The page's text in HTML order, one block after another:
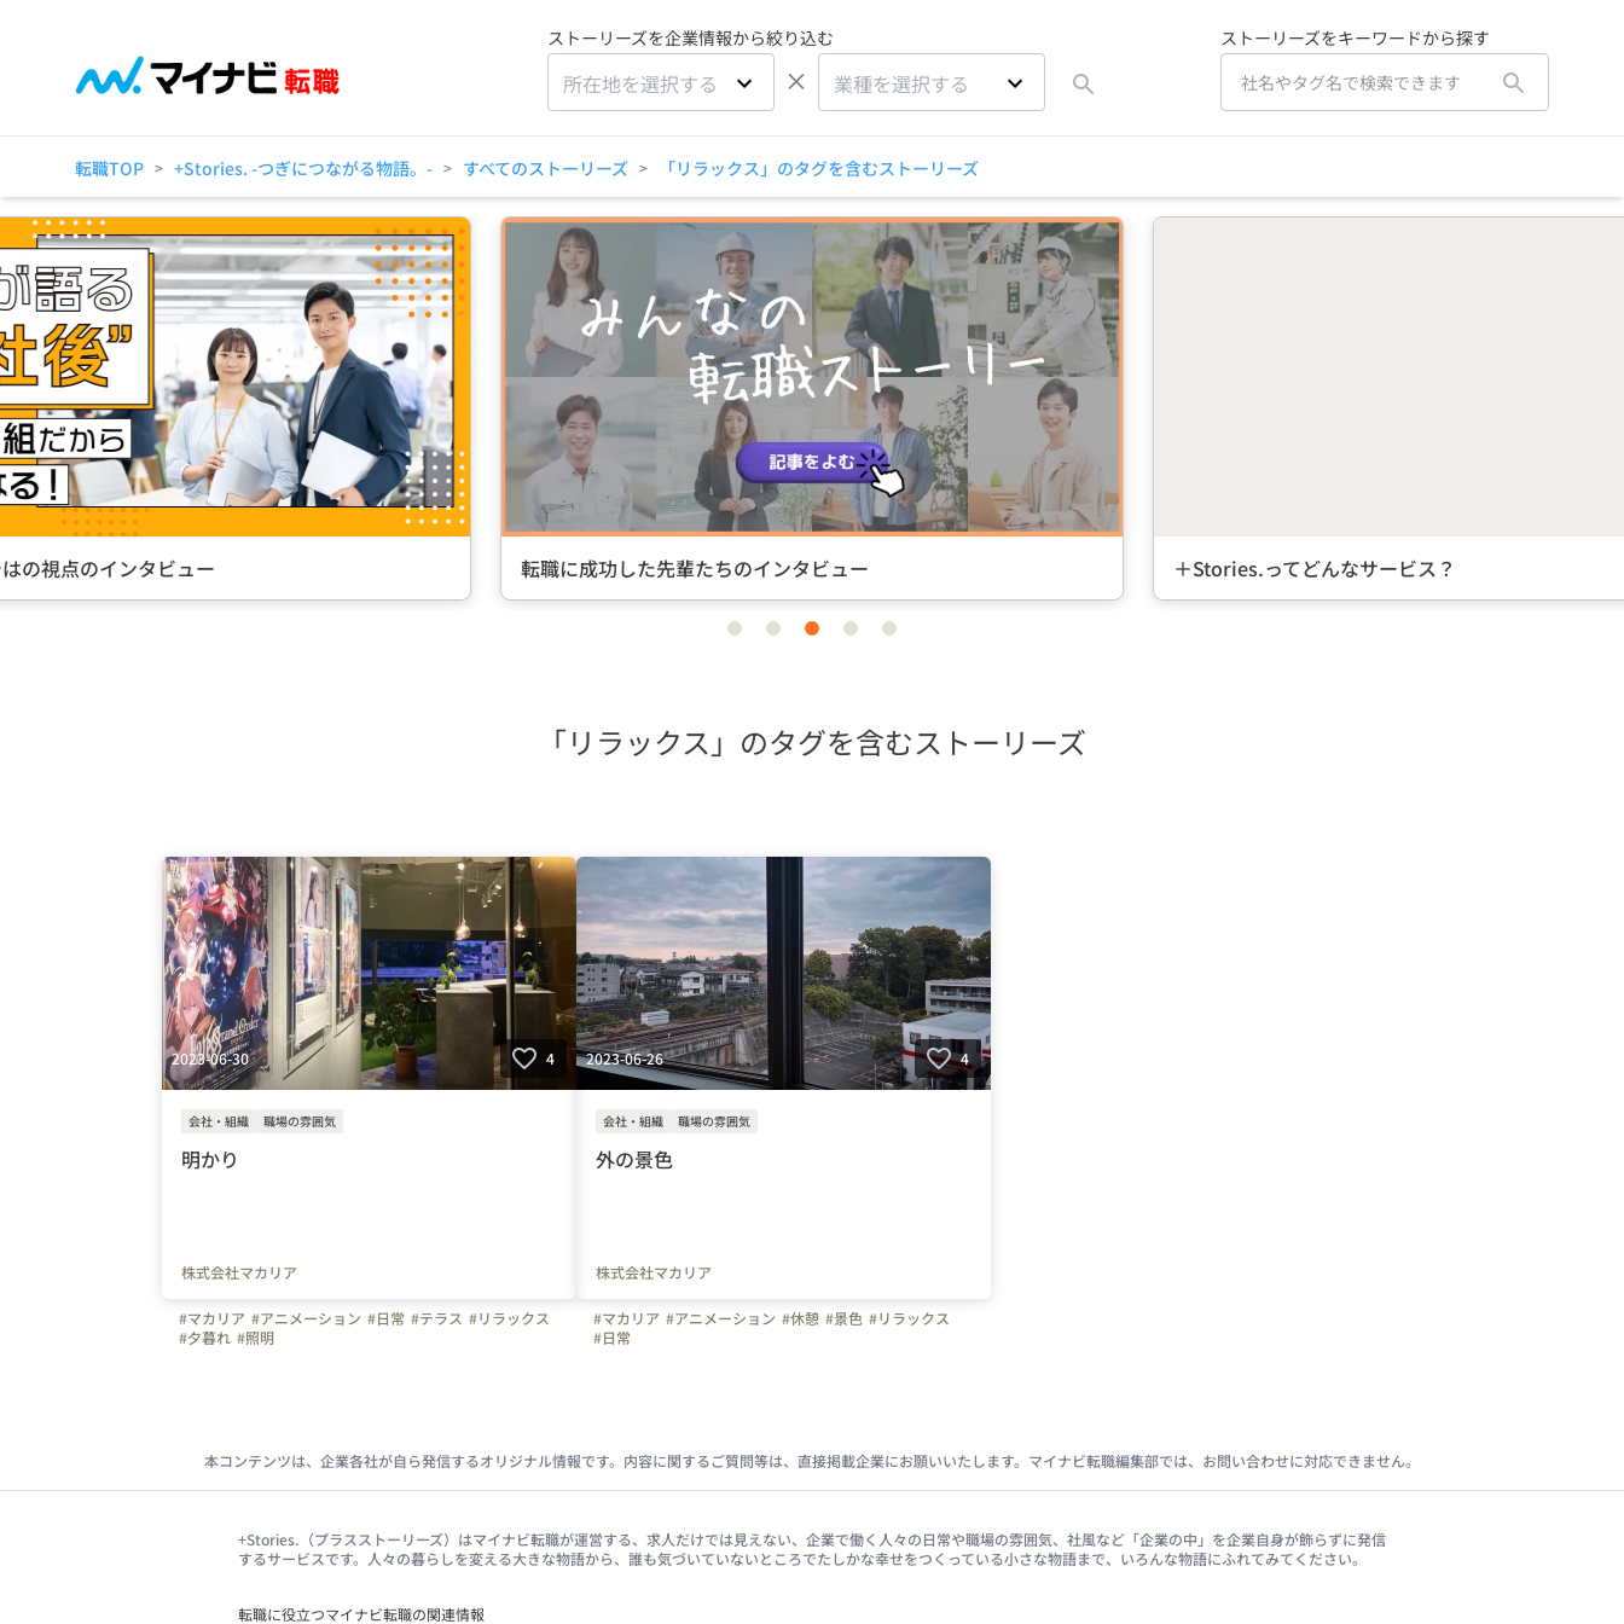
ストーリーズを企業情報から絞り込む
所在地を選択する × 業種を選択する
ストーリーズをキーワードから探す
転職TOP > +Stories. -つぎにつながる物語。- > すべてのストーリーズ > 「リラックス」のタグを含むストーリーズ
の視点のインタビュー 転職に成功した先輩たちのインタビュー ＋Stories.ってどんなサービス？
item item item item item
「リラックス」のタグを含むストーリーズ
2023-06-30 4
会社・組織 職場の雰囲気
明かり
株式会社マカリア
#マカリア #アニメーション #日常 #テラス #リラックス
#夕暮れ #照明
2023-06-26 4
会社・組織 職場の雰囲気
外の景色
株式会社マカリア
#マカリア #アニメーション #休憩 #景色 #リラックス
#日常
本コンテンツは、企業各社が自ら発信するオリジナル情報です。内容に関するご質問等は、直接掲載企業にお願いいたします。マイナビ転職編集部では、お問い合わせに対応できません。
+Stories.（プラスストーリーズ）はマイナビ転職が運営する、求人だけでは見えない、企業で働く人々の日常や職場の雰囲気、社風など「企業の中」を企業自身が飾らずに発信
するサービスです。人々の暮らしを変える大きな物語から、誰も気づいていないところでたしかな幸せをつくっている小さな物語まで、いろんな物語にふれてみてください。
転職に役立つマイナビ転職の関連情報